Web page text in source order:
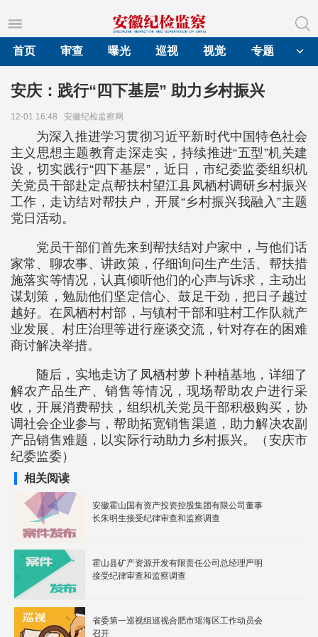
首页
审查 曝光 巡视 视觉 专题
安庆：践行“四下基层” 助力乡村振兴
12-01 16:48 安徽纪检监察网
为深入推进学习贯彻习近平新时代中国特色社会
主义思想主题教育走深走实，持续推进“五型”机关建
设，切实践行“四下基层”，近日，市纪委监委组织机
关党员干部赴定点帮扶村望江县凤栖村调研乡村振兴
工作，走访结对帮扶户，开展“乡村振兴我融入”主题
党日活动。
党员干部们首先来到帮扶结对户家中，与他们话
家常、聊农事、讲政策，仔细询问生产生活、帮扶措
施落实等情况，认真倾听他们的心声与诉求，主动出
谋划策，勉励他们坚定信心、鼓足干劲，把日子越过
越好。在凤栖村村部，与镇村干部和驻村工作队就产
业发展、村庄治理等进行座谈交流，针对存在的困难
商讨解决举措。
随后，实地走访了凤栖村萝卜种植基地，详细了
解农产品生产、销售等情况，现场帮助农户进行采
收，开展消费帮扶，组织机关党员干部积极购买，协
调社会企业参与，帮助拓宽销售渠道，助力解决农副
产品销售难题，以实际行动助力乡村振兴。（安庆市
纪委监委）
相关阅读
安徽霍山国有资产投资控股集团有限公司董事
长朱明生接受纪律审查和监察调查
霍山县矿产资源开发有限责任公司总经理严明
接受纪律审查和监察调查
省委第一巡视组巡视合肥市瑶海区工作动员会
召开